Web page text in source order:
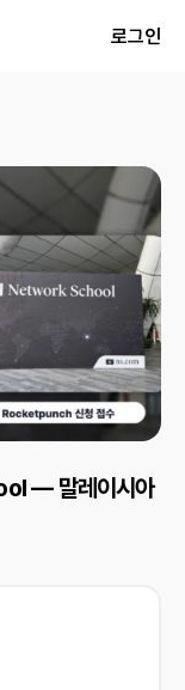
로그인
— 말레이시아